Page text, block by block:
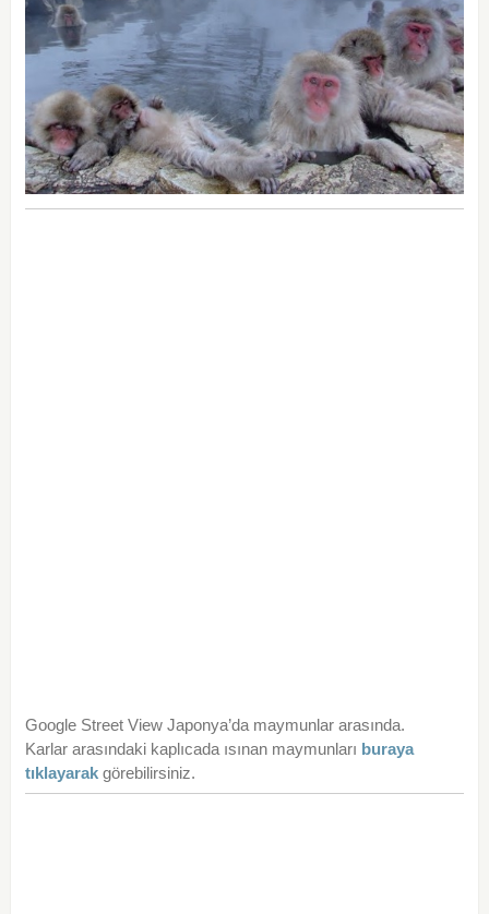
Google Street View Japonya’da maymunlar arasında.
Karlar arasındaki kaplıcada ısınan maymunları buraya
tıklayarakgörebilirsiniz.